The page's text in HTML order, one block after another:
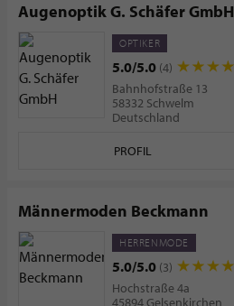
Augenoptik G. Schäfer GmbH
OPTIKER
5.0/5.0 (4)
Bahnhofstraße 13
58332 Schwelm
Deutschland
PROFIL
Männermoden Beckmann
HERRENMODE
5.0/5.0 (3)
Hochstraße 4a
45894 Gelsenkirchen